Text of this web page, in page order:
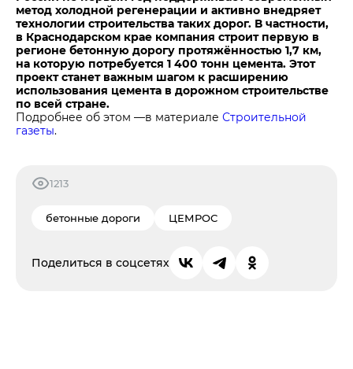
метод холодной регенерации и активно внедряет
технологии строительства таких дорог. В частности,
в Краснодарском крае компания строит первую в
регионе бетонную дорогу протяжённостью 1,7 км,
на которую потребуется 1 400 тонн цемента. Этот
проект станет важным шагом к расширению
использования цемента в дорожном строительстве
по всей стране.
Подробнее об этом —в материале Строительной
газеты.
1213
бетонные дороги ЦЕМРОС
Поделиться в соцсетях